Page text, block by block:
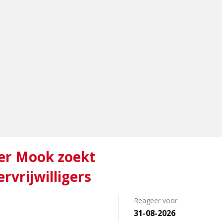
Mook zoekt
Reageer voor
31-08-2026